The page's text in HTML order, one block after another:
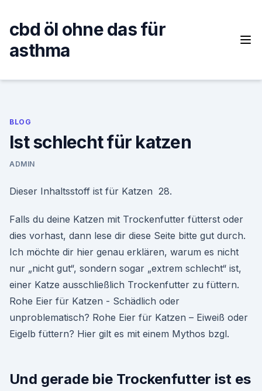
content
cbd öl ohne das für
asthma
BLOG
Ist schlecht für katzen
ADMIN
Dieser Inhaltsstoff ist für Katzen 28.
Falls du deine Katzen mit Trockenfutter fütterst oder
dies vorhast, dann lese dir diese Seite bitte gut durch.
Ich möchte dir hier genau erklären, warum es nicht
nur „nicht gut“, sondern sogar „extrem schlecht“ ist,
einer Katze ausschließlich Trockenfutter zu füttern.
Rohe Eier für Katzen - Schädlich oder
unproblematisch? Rohe Eier für Katzen – Eiweiß oder
Eigelb füttern? Hier gilt es mit einem Mythos bzgl.
Und gerade bie Trockenfutter ist es